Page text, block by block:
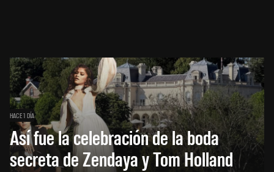
HACE 1 DÍA
Así fue la celebración de la boda
secreta de Zendaya y Tom Holland